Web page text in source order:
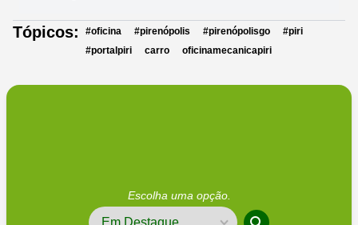
Tópicos: #oficina #pirenópolis #pirenópolisgo
#piri
#portalpiri
carro oficinamecanicapiri
Escolha uma opção.